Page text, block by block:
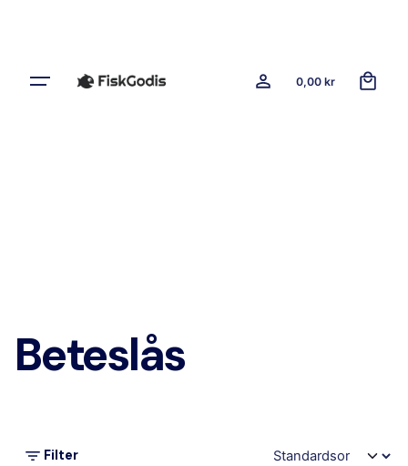
0,00 kr
Beteslås
Filter